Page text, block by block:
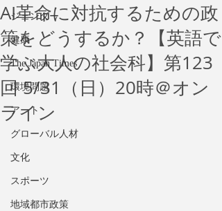
ジェンダー
健康
The Japan Times
環境問題
アート
グローバル人材
文化
スポーツ
地域都市政策
AI革命に対抗するための政
策をどうするか？【英語で
学ぶ大人の社会科】第123
回 5/31（日）20時＠オン
ライン